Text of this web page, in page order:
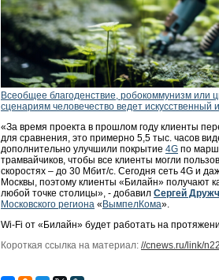
Всеобщее благоденствие, робокоммунизм или
сценариям человечество ведет искусственный
«За время проекта в прошлом году клиенты
для сравнения, это примерно 5,5 тыс. часов
дополнительно улучшили покрытие 4G по
трамвайчиков, чтобы все клиенты могли
скоростях – до 30 Мбит/с. Сегодня сеть 4G и
Москвы, поэтому клиенты «Билайн» получают
любой точке столицы», - добавил Сергей
Московского региона «ВымпелКома».
Wi-Fi от «Билайн» будет работать на
Короткая ссылка на материал: //cnews.ru/link/